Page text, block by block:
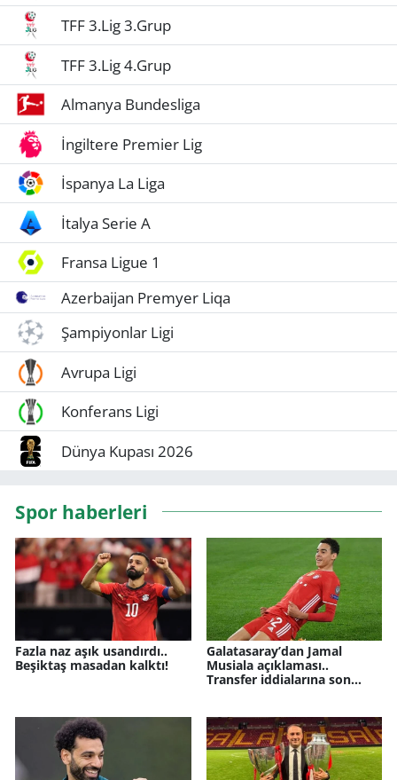
TFF 3.Lig 3.Grup
TFF 3.Lig 4.Grup
Almanya Bundesliga
İngiltere Premier Lig
İspanya La Liga
İtalya Serie A
Fransa Ligue 1
Azerbaijan Premyer Liqa
Şampiyonlar Ligi
Avrupa Ligi
Konferans Ligi
Dünya Kupası 2026
Spor haberleri
Fazla naz aşık usandırdı..
Beşiktaş masadan kalktı!
Galatasaray’dan Jamal
Musiala açıklaması..
Transfer iddialarına son